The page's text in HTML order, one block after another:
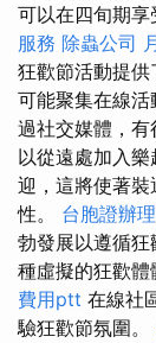
可以在四旬期享
服務 除蟲公司
狂歡節活動提
可能聚集在線活
過社交媒體，
以從遠處加入
迎，這將使著
性。 台胞證辦
勃發展以遵循
種虛擬的狂歡體
費用ptt 在線社
驗狂歡節氛圍。